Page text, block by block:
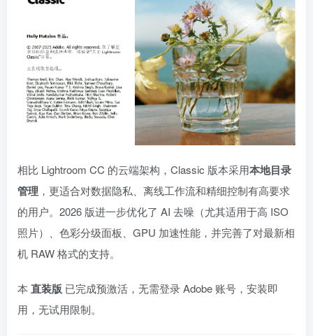
相比 Lightroom CC 的云端架构，Classic 版本采用本地目录
管理 ，更适合对数据隐私、离线工作流和精细控制有高要求
的用户。2026 版进一步优化了 AI 去噪（尤其适用于高 ISO
照片）、色彩分级面板、GPU 加速性能，并完善了对最新相
机 RAW 格式的支持。
本 直装版 已完成预激活，无需登录 Adobe 账号，安装即
用，无试用限制。